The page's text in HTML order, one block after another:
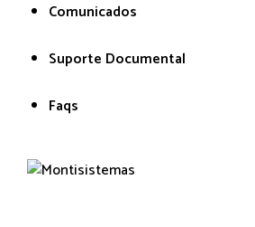
Comunicados
Suporte Documental
Faqs